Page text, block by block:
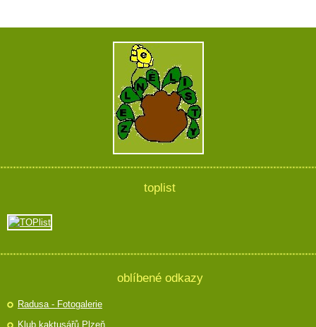
toplist
oblíbené odkazy
Radusa - Fotogalerie
Klub kaktusářů Plzeň